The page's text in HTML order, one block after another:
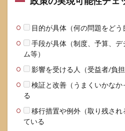
目的が具体（何の問題をどう
手段が具体（制度、予算、
ム等）
影響を受ける人（受益者/負
検証と改善（うまくいかな
る
移行措置や例外（取り残さ
ている